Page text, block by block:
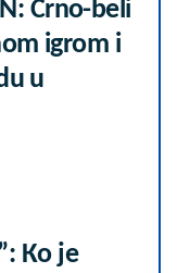
Crno-beli
igrom i
u
Ко је